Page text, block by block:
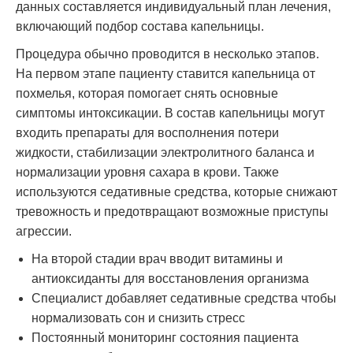
данных составляется индивидуальный план лечения,
включающий подбор состава капельницы.
Процедура обычно проводится в несколько этапов.
На первом этапе пациенту ставится капельница от
похмелья, которая помогает снять основные
симптомы интоксикации. В состав капельницы могут
входить препараты для восполнения потери
жидкости, стабилизации электролитного баланса и
нормализации уровня сахара в крови. Также
используются седативные средства, которые снижают
тревожность и предотвращают возможные приступы
агрессии.
На второй стадии врач вводит витамины и
антиоксиданты для восстановления организма
Специалист добавляет седативные средства чтобы
нормализовать сон и снизить стресс
Постоянный мониторинг состояния пациента